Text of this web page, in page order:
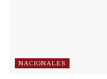
NACIONALES